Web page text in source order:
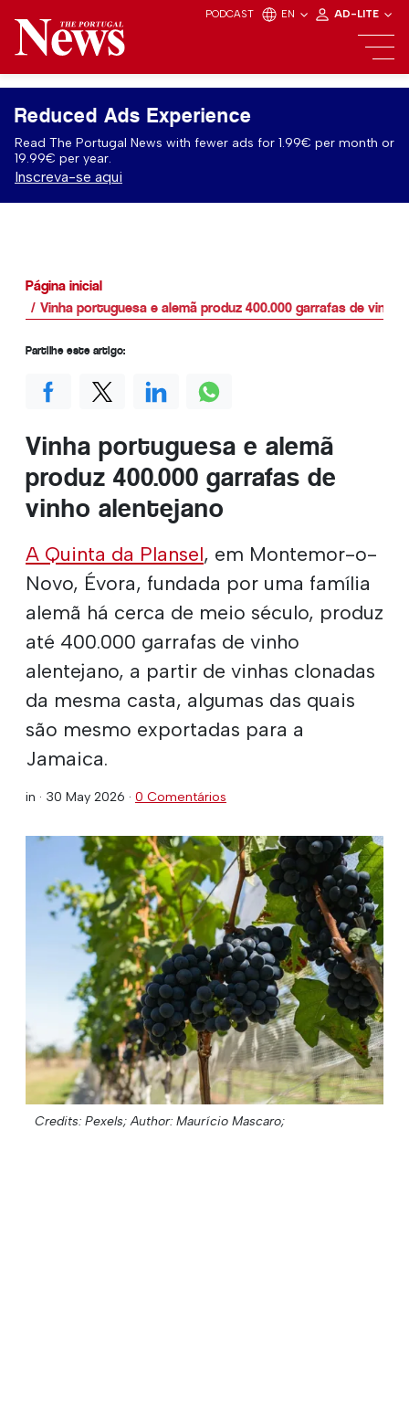
PODCAST EN AD-LITE
Reduced Ads Experience
Read The Portugal News with fewer ads for 1.99€ per month or
19.99€ per year.
Inscreva-se aqui
Página inicial
Vinha portuguesa e alemã produz 400.000 garrafas de vinho
Vinha portuguesa e alemã
produz 400.000 garrafas de
vinho alentejano
A Quinta da Plansel, em Montemor-o-
Novo, Évora, fundada por uma família
alemã há cerca de meio século, produz
até 400.000 garrafas de vinho
alentejano, a partir de vinhas clonadas
da mesma casta, algumas das quais
são mesmo exportadas para a
Jamaica.
in · 30 May 2026 · 0 Comentários
Credits: Pexels; Author: Maurício Mascaro;
Partilhe este artigo: